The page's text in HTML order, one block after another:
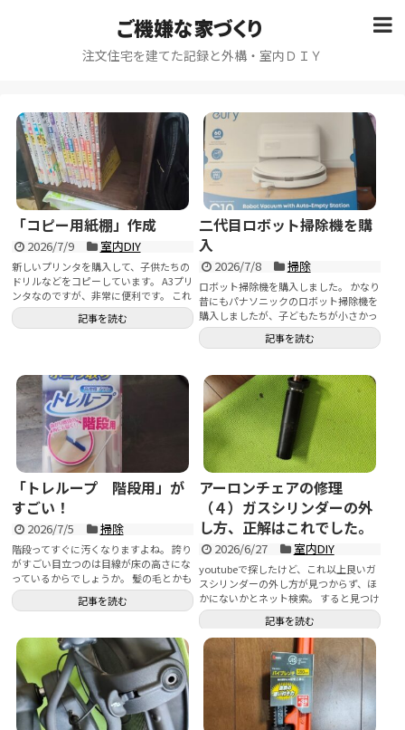
ご機嫌な家づくり
注文住宅を建てた記録と外構・室内ＤＩＹ
「コピー用紙棚」作成
2026/7/9 室内DIY
新しいプリンタを購入して、子供たちの
ドリルなどをコピーしています。 A3プリ
ンタなのですが、非常に便利です。 これ
まで左...
記事を読む
二代目ロボット掃除機を購
入
2026/7/8 掃除
ロボット掃除機を購入しました。 かなり
昔にもパナソニックのロボット掃除機を
購入しましたが、子どもたちが小さかっ
たこともあり、床に物が散...
記事を読む
「トレループ 階段用」が
すごい！
2026/7/5 掃除
階段ってすぐに汚くなりますよね。 誇り
がすごい目立つのは目線が床の高さにな
っているからでしょうか。 髪の毛とかも
結構すぐに溜まってい...
記事を読む
アーロンチェアの修理
（４）ガスシリンダーの外
し方、正解はこれでした。
2026/6/27 室内DIY
youtubeで探したけど、これ以上良いガ
スシリンダーの外し方が見つからず、ほ
かにないかとネット検索。 すると見つけ
ました。 ...
記事を読む